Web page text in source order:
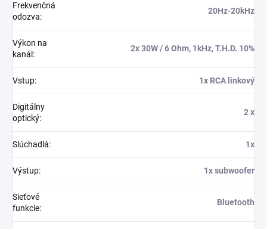
Frekvenčná
odozva:
20Hz-20kHz
Výkon na
kanál :
2x 30W / 6 Ohm, 1kHz, T.H.D. 10%
Vstup: 1x RCA linkový
Digitálny
optický:
2 x
Slúchadlá: 1x
Výstup: 1x subwoofer
Sieťové
funkcie:
Bluetooth